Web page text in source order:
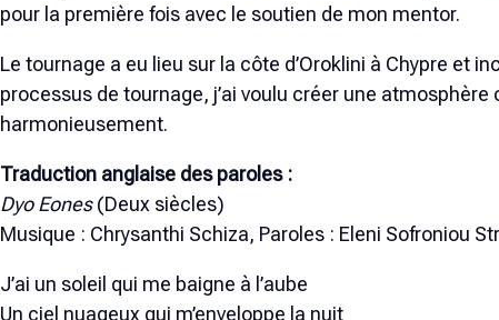
pour la première fois avec le soutien de mon mentor.
Le tournage a eu lieu sur la côte d’Oroklini à Chypre et
processus de tournage, j’ai voulu créer une
harmonieusement.
Traduction anglaise des paroles :
Dyo Eones(Deux siècles)
Musique : Chrysanthi Schiza, Paroles : Eleni Sofroniou
J’ai un soleil qui me baigne à l’aube
Un ciel nuageux qui m’enveloppe la nuit